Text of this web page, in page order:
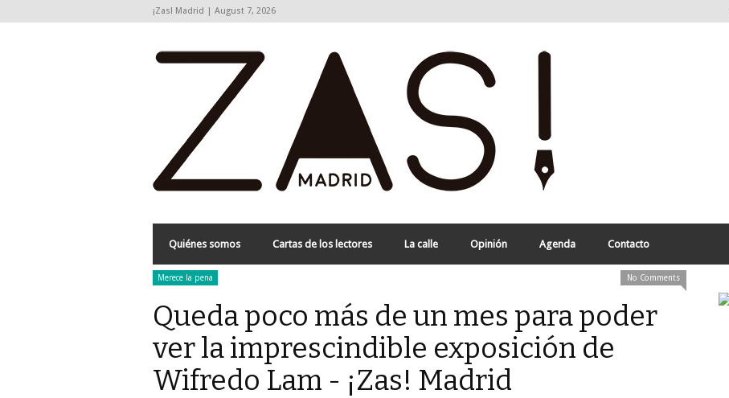
¡Zas! Madrid | August 7, 2026
Quiénes somos Cartas de los lectores La calle Opinión Agenda Contacto
Merece la pena No Comments
Queda poco más de un mes para poder
ver la imprescindible exposición de
Wifredo Lam - ¡Zas! Madrid